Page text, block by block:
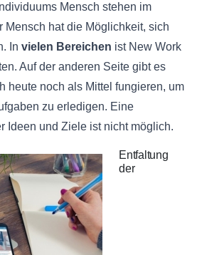
Mensch stehen im
Mensch hat die Möglichkeit, sich
In vielen Bereichen ist New Work
Auf der anderen Seite gibt es
heute noch als Mittel fungieren, um
zu erledigen. Eine
Ideen und Ziele ist nicht möglich.
Entfaltung
der